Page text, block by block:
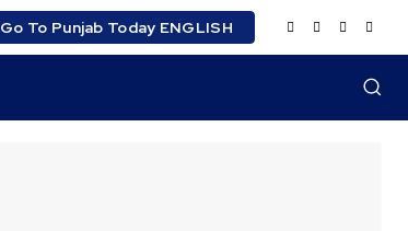
Go To Punjab Today ENGLISH